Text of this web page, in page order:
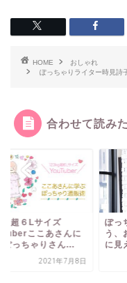
HOME
おしゃれ
ぽっちゃりライター時見詩
合わせて読み
ぽっちゃりママに似合
う、お手入れが楽で小顔
に見える髪型は？
2021年2月26日